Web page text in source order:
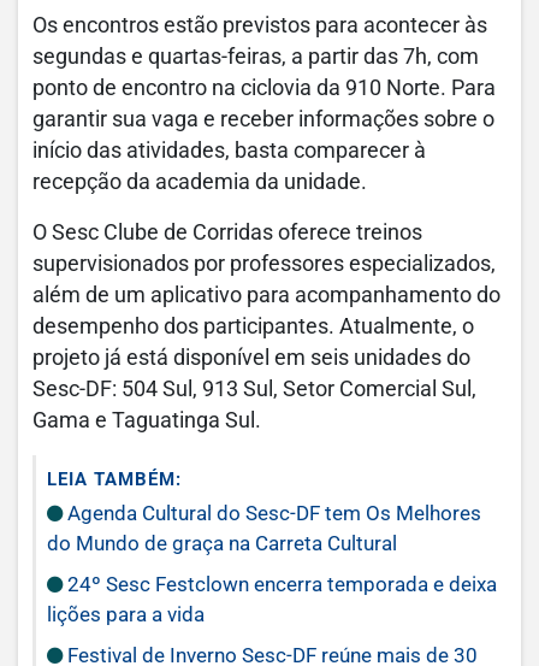
Os encontros estão previstos para acontecer às
segundas e quartas-feiras, a partir das 7h, com
ponto de encontro na ciclovia da 910 Norte. Para
garantir sua vaga e receber informações sobre o
início das atividades, basta comparecer à
recepção da academia da unidade.
O Sesc Clube de Corridas oferece treinos
supervisionados por professores especializados,
além de um aplicativo para acompanhamento do
desempenho dos participantes. Atualmente, o
projeto já está disponível em seis unidades do
Sesc-DF: 504 Sul, 913 Sul, Setor Comercial Sul,
Gama e Taguatinga Sul.
LEIA TAMBÉM:
Agenda Cultural do Sesc-DF tem Os Melhores
do Mundo de graça na Carreta Cultural
24º Sesc Festclown encerra temporada e deixa
lições para a vida
Festival de Inverno Sesc-DF reúne mais de 30